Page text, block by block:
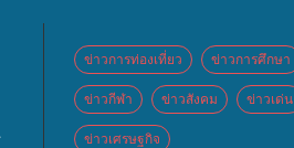
ข่าวการท่องเที่ยว ข่าวการศึกษา
ข่าวกีฬา ข่าวสังคม ข่าวเด่น
ข่าวเศรษฐกิจ